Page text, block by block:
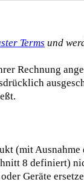
Terms und
Rechnung
(mit
8 definiert)
Geräte